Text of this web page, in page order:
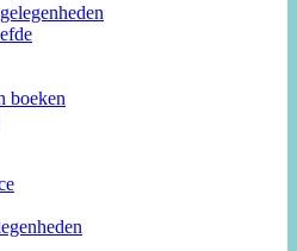
boeken